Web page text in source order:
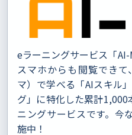
eラーニングサービス「
スマホからも閲覧でき
マ）で学べる「AIスキル
グ」に特化した累計
ニングサービスです。今
施中！